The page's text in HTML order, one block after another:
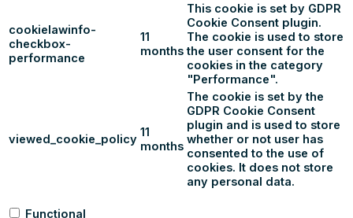
cookielawinfo-
checkbox-
performance
11
months
This cookie is set by GDPR
Cookie Consent plugin.
The cookie is used to store
the user consent for the
cookies in the category
"Performance".
viewed_cookie_policy 11
months
The cookie is set by the
GDPR Cookie Consent
plugin and is used to store
whether or not user has
consented to the use of
cookies. It does not store
any personal data.
Functional